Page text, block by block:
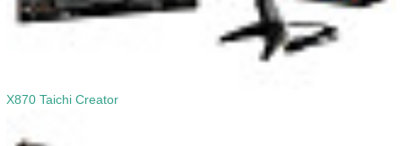
X870 Taichi Creator